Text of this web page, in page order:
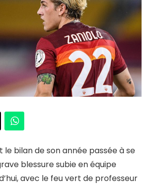
le bilan de son année passée à se
blessure subie en équipe
avec le feu vert de professeur